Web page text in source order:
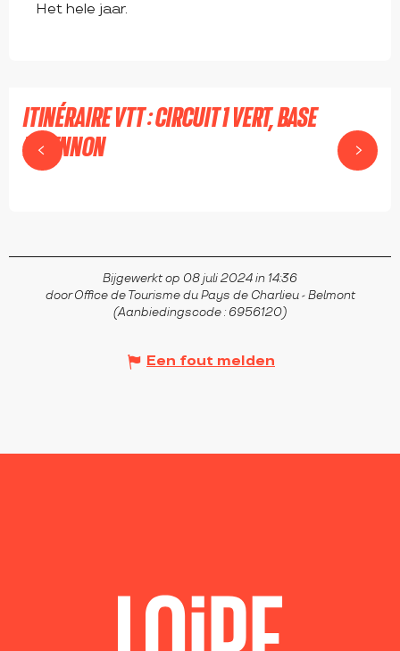
Het hele jaar.
ITINÉRAIRE VTT : CIRCUIT 1 VERT, BASE
BRIENNON
Bijgewerkt op 08 juli 2024 in 14:36
door Office de Tourisme du Pays de Charlieu - Belmont
(Aanbiedingscode : 6956120)
Een fout melden